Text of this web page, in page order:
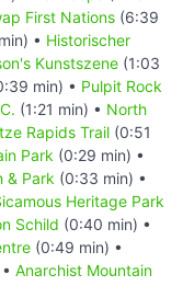
First Nations (6:39
• Historischer
Kunstszene (1:03
min) • Pulpit Rock
(1:21 min) • North
Rapids Trail (0:51
Park (0:29 min) •
& Park (0:33 min) •
Heritage Park
Schild (0:40 min) •
(0:49 min) •
Anarchist Mountain